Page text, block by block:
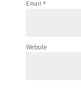
Email *
Website